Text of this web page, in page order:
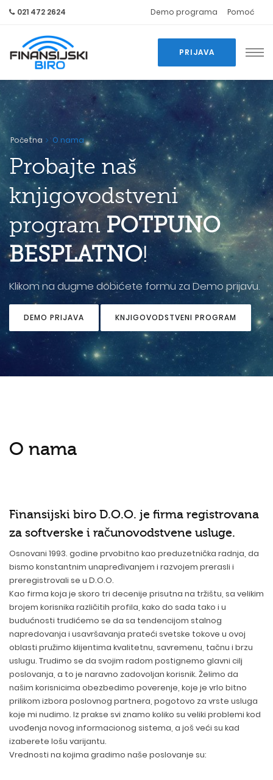
021 472 2624 Demo programa Pomoć
PRIJAVA
Početna O nama
Probajte naš
knjigovodstveni
program POTPUNO
BESPLATNO!
Klikom na dugme dobićete formu za Demo prijavu.
DEMO PRIJAVA KNJIGOVODSTVENI PROGRAM
O nama
Finansijski biro D.O.O. je firma registrovana
za softverske i računovodstvene usluge.
Osnovani 1993. godine prvobitno kao preduzetnička radnja, da
bismo konstantnim unapređivanjem i razvojem prerasli i
preregistrovali se u D.O.O.
Kao firma koja je skoro tri decenije prisutna na tržištu, sa velikim
brojem korisnika različitih profila, kako do sada tako i u
budućnosti trudićemo se da sa tendencijom stalnog
napredovanja i usavršavanja prateći svetske tokove u ovoj
oblasti pružimo klijentima kvalitetnu, savremenu, tačnu i brzu
uslugu. Trudimo se da svojim radom postignemo glavni cilj
poslovanja, a to je naravno zadovoljan korisnik. Želimo da
našim korisnicima obezbedimo poverenje, koje je vrlo bitno
prilikom izbora poslovnog partnera, pogotovo za vrste usluga
koje mi nudimo. Iz prakse svi znamo koliko su veliki problemi kod
uvođenja novog informacionog sistema, a još veći su kad
izaberete lošu varijantu.
Vrednosti na kojima gradimo naše poslovanje su: